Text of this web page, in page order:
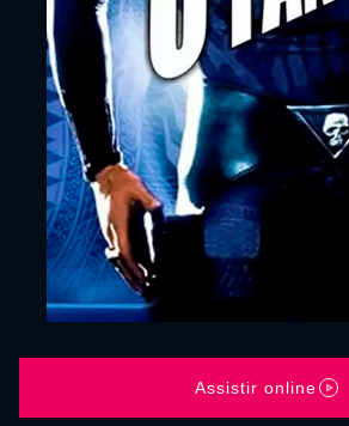
Assistir online